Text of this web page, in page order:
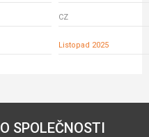
CZ
Listopad 2025
O SPOLEČNOSTI